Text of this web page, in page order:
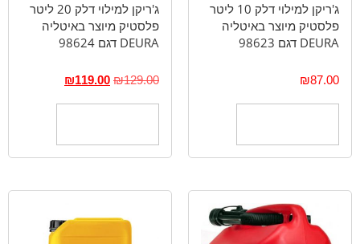
ג'ריקן למילוי דלק 10 ליטר
פלסטיק מיוצר באיטליה
DEURA דגם 98623
₪87.00
ג'ריקן למילוי דלק 20 ליטר
פלסטיק מיוצר באיטליה
DEURA דגם 98624
₪129.00
₪119.00